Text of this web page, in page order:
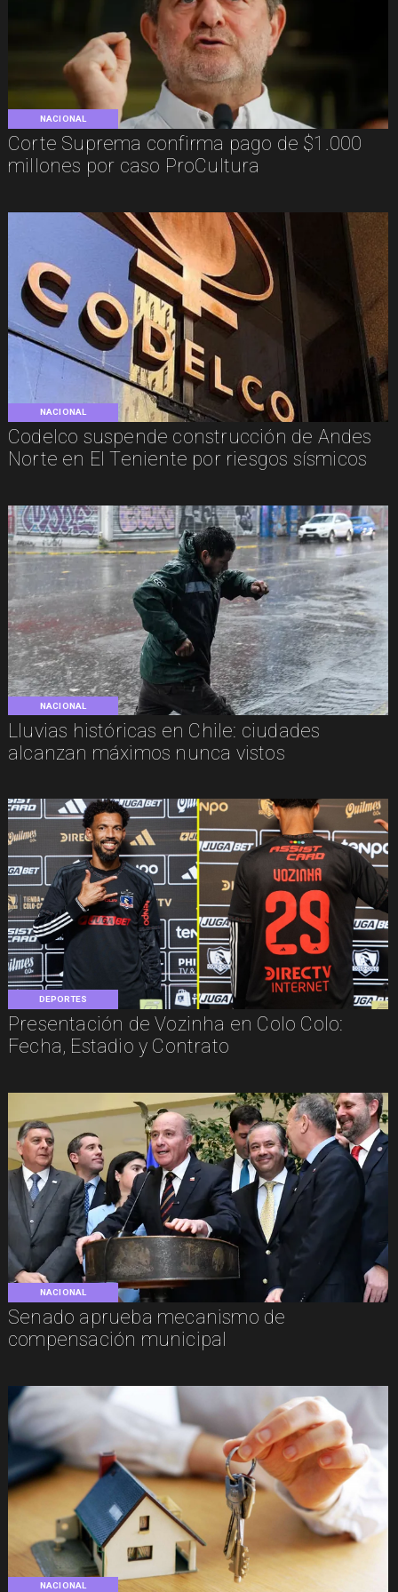
NACIONAL
Corte Suprema confirma pago de $1.000
millones por caso ProCultura
NACIONAL
Codelco suspende construcción de Andes
Norte en El Teniente por riesgos sísmicos
NACIONAL
Lluvias históricas en Chile: ciudades
alcanzan máximos nunca vistos
DEPORTES
Presentación de Vozinha en Colo Colo:
Fecha, Estadio y Contrato
NACIONAL
Senado aprueba mecanismo de
compensación municipal
NACIONAL